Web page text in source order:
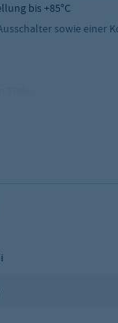
bis +85°C
sowie einer